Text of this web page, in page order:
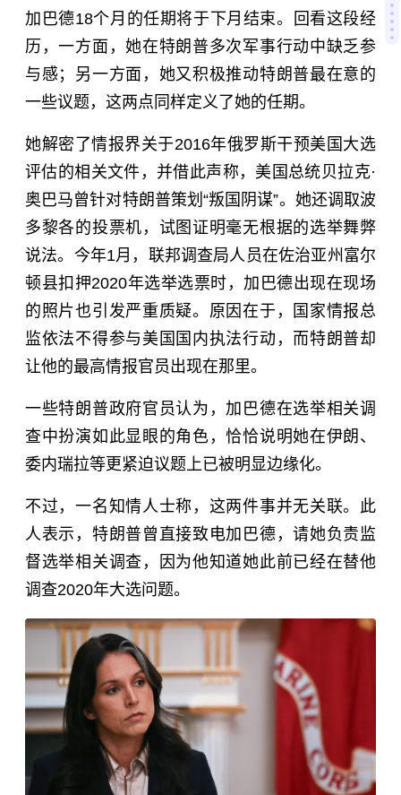
加巴德18个月的任期将于下月结束。回看这段经
历，一方面，她在特朗普多次军事行动中缺乏参
与感；另一方面，她又积极推动特朗普最在意的
一些议题，这两点同样定义了她的任期。
她解密了情报界关于2016年俄罗斯干预美国大选
评估的相关文件，并借此声称，美国总统贝拉克·
奥巴马曾针对特朗普策划“叛国阴谋”。她还调取波
多黎各的投票机，试图证明毫无根据的选举舞弊
说法。今年1月，联邦调查局人员在佐治亚州富尔
顿县扣押2020年选举选票时，加巴德出现在现场
的照片也引发严重质疑。原因在于，国家情报总
监依法不得参与美国国内执法行动，而特朗普却
让他的最高情报官员出现在那里。
一些特朗普政府官员认为，加巴德在选举相关调
查中扮演如此显眼的角色，恰恰说明她在伊朗、
委内瑞拉等更紧迫议题上已被明显边缘化。
不过，一名知情人士称，这两件事并无关联。此
人表示，特朗普曾直接致电加巴德，请她负责监
督选举相关调查，因为他知道她此前已经在替他
调查2020年大选问题。